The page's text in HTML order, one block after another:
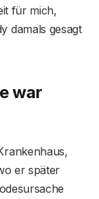
für mich,
damals gesagt
war
er später